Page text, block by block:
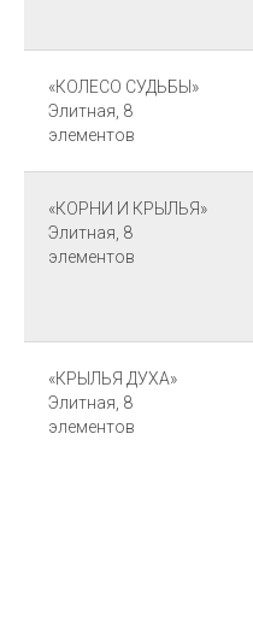
«КОЛЕСО СУДЬБЫ»
Элитная, 8
элементов
«КОРНИ И КРЫЛЬЯ»
Элитная, 8
элементов
«КРЫЛЬЯ ДУХА»
Элитная, 8
элементов